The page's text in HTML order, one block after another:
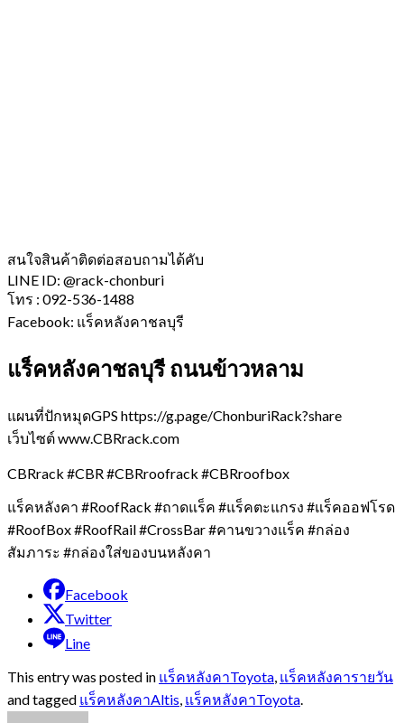
สนใจสินค้าติดต่อสอบถามได้คับ
LINE ID: @rack-chonburi
โทร : 092-536-1488
Facebook: แร็คหลังคาชลบุรี
แร็คหลังคาชลบุรี ถนนข้าวหลาม
แผนที่ปักหมุดGPS https://g.page/ChonburiRack?share
เว็บไซต์ www.CBRrack.com
CBRrack #CBR #CBRroofrack #CBRroofbox
แร็คหลังคา #RoofRack #ถาดแร็ค #แร็คตะแกรง #แร็คออฟโรด
#RoofBox #RoofRail #CrossBar #คานขวางแร็ค #กล่อง
สัมภาระ #กล่องใส่ของบนหลังคา
Facebook
Twitter
Line
This entry was posted in แร็คหลังคาToyota แร็คหลังคารายวัน
and tagged แร็คหลังคาAltis แร็คหลังคาToyota